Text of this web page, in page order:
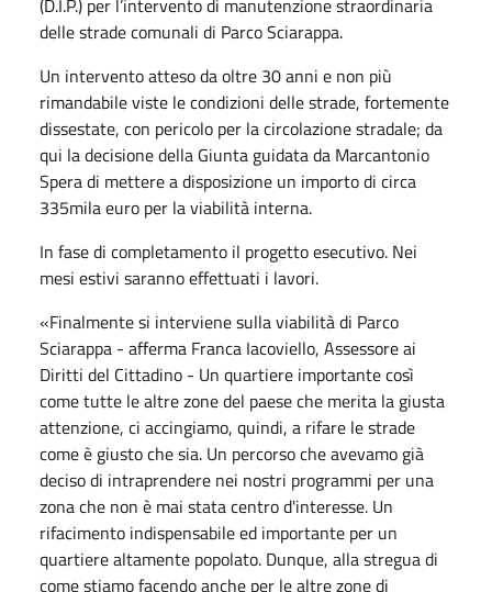
delle strade comunali di Parco Sciarappa.
Un intervento atteso da oltre 30 anni e non più
rimandabile viste le condizioni delle strade, fortemente
dissestate, con pericolo per la circolazione stradale; da
qui la decisione della Giunta guidata da Marcantonio
Speradi mettere a disposizione un importo di circa
335mila euro per la viabilità interna.
In fase di completamento il progetto esecutivo. Nei
mesi estivi saranno effettuati i lavori.
«Finalmente si interviene sulla viabilità di Parco
Sciarappa - afferma Franca Iacoviello, Assessore ai
Diritti del Cittadino - Un quartiere importante così
come tutte le altre zone del paese che merita la giusta
attenzione, ci accingiamo, quindi, a rifare le strade
come è giusto che sia. Un percorso che avevamo già
deciso di intraprendere nei nostri programmi per una
zona che non è mai stata centro d'interesse. Un
rifacimento indispensabile ed importante per un
quartiere altamente popolato. Dunque, alla stregua di
come stiamo facendo anche per le altre zone di